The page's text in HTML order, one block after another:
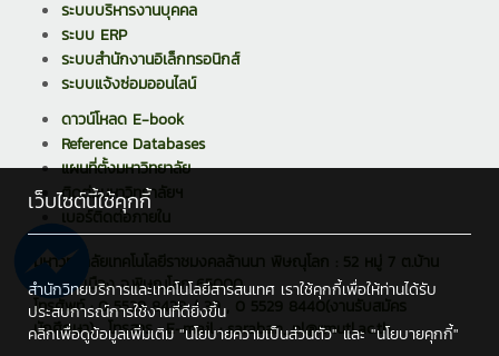
ระบบบริหารงานบุคคล
ระบบ ERP
ระบบสำนักงานอิเล็กทรอนิกส์
ระบบแจ้งซ่อมออนไลน์
ดาวน์โหลด E-book
Reference Databases
แผนที่ตั้งมหาวิทยาลัย
ติดต่อมหาวิทยาลัยฯ
เบอร์ติดต่อภายใน
มหาวิทยาลัยเทคโนโลยีราชมงคลล้านนา พิษณุโลก : 52 หมู่ 7 ต.บ้าน
กร่าง อ.เมือง จ.พิษณุโลก 65000
โทรศัพท์ : 0 5529 8438 / 39 , 0 5529 8440(งานรับสมัคร
นักศึกษา) , โทรสาร : E-mail : saraban_pl@rmutl.ac.th
เว็บไซต์นี้ใช้คุกกี้
สำนักวิทยบริการและเทคโนโลยีสารสนเทศ เราใช้คุกกี้เพื่อให้ท่านได้รับ
ประสบการณ์การใช้งานที่ดียิ่งขึ้น
คลิกเพื่อดูข้อมูลเพิ่มเติม"นโยบายความเป็นส่วนตัว"และ"นโยบายคุกกี้"